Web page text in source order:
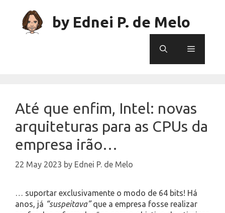
content
by Ednei P. de Melo
Menu
Até que enfim, Intel: novas
arquiteturas para as CPUs da
empresa irão…
22 May 2023 by Ednei P. de Melo
… suportar exclusivamente o modo de 64 bits! Há
anos, já “suspeitava”que a empresa fosse realizar